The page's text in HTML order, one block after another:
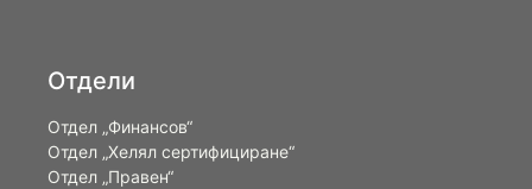
Отдели
Отдел „Финансов“
Отдел „Хелял сертифициране“
Отдел „Правен“